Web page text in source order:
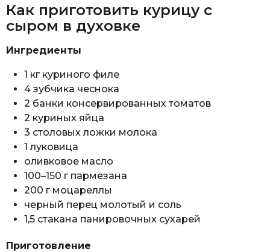
Как приготовить курицу с
сыром в духовке
Ингредиенты
1 кг куриного филе
4 зубчика чеснока
2 банки консервированных томатов
2 куриных яйца
3 столовых ложки молока
1 луковица
оливковое масло
100–150 г пармезана
200 г моцареллы
черный перец молотый и соль
1,5 стакана панировочных сухарей
Приготовление